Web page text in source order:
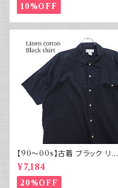
10%OFF
【90～00s】古着 ブラック リネ
ンコットンシャツ 黒 ボックスシ
ルエット
¥7,184
20%OFF